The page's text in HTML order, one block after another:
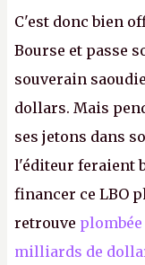
C'est donc bien
Bourse et passe
souverain
dollars. Mais
ses jetons dans
l'éditeur feraient
financer ce LBO
retrouve
milliards de